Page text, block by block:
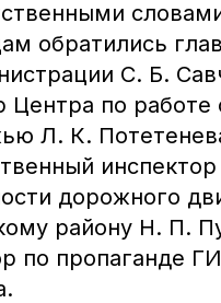
обратились
С. Б.
Центра по работе
Л. К.
инспектор
дорожного
району Н. П.
по пропаганде